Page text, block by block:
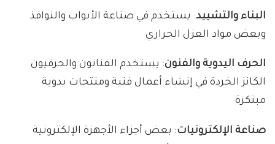
البناء والتشييد: يستخدم في صناعة الأبواب والنوافذ
وبعض مواد العزل الحراري
الحرف اليدوية والفنون: يستخدم الفنانون والحرفيون
الكانز الخردة في إنشاء أعمال فنية ومنتجات يدوية
مبتكرة
صناعة الإلكترونيات: بعض أجزاء الأجهزة الإلكترونية